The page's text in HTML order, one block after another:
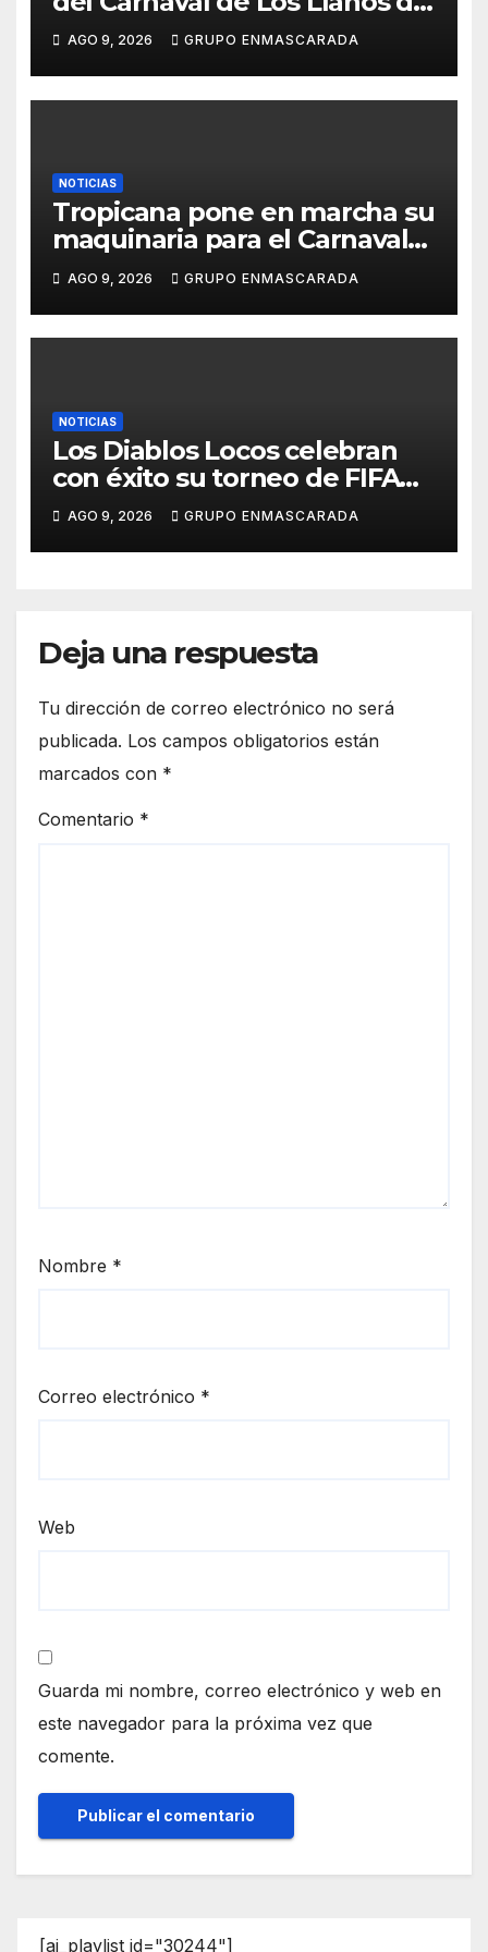
Aridane y reclama mayor
control del gasto municipal
AGO 9, 2026 GRUPO ENMASCARADA
NOTICIAS
Tropicana pone en marcha su
maquinaria para el Carnaval
2027 con los primeros
ensayos de Lucas Darias
AGO 9, 2026 GRUPO ENMASCARADA
NOTICIAS
Los Diablos Locos celebran
con éxito su torneo de FIFA
durante el verano
AGO 9, 2026 GRUPO ENMASCARADA
Deja una respuesta
Tu dirección de correo electrónico no será
publicada. Los campos obligatorios están
marcados con *
Comentario *
Nombre *
Correo electrónico *
Web
Guarda mi nombre, correo electrónico y web en
este navegador para la próxima vez que
comente.
[ai_playlist id="30244"]